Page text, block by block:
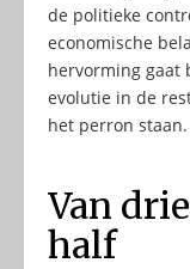
de politieke
economische
hervorming gaat
evolutie in de
het perron staan.
Van
half